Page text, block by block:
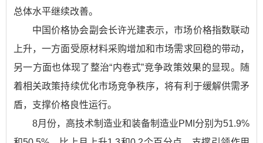
总体水平继续改善。
中国价格协会副会长许光建表示，市场价格指数联动
上升，一方面受原材料采购增加和市场需求回稳的带动，
另一方面也体现了整治“内卷式”竞争政策效果的显现。随
着相关政策持续优化市场竞争秩序，将有利于缓解供需矛
盾，支撑价格良性运行。
8月份，高技术制造业和装备制造业PMI分别为51.9%